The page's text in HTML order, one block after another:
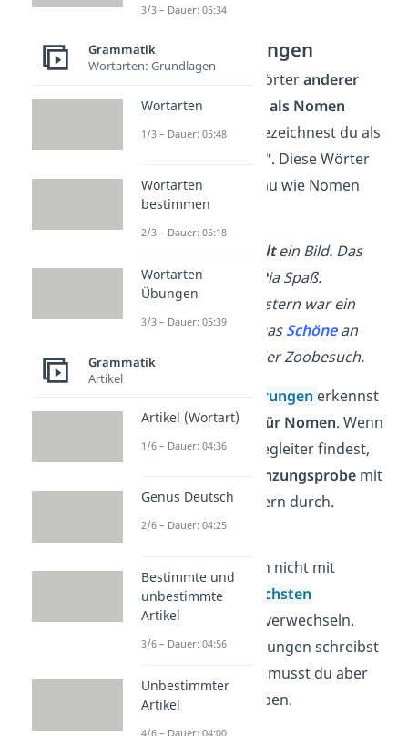
Nominalisierungen
Du kannst auch Wörteranderer
Wortarten
als Nomen
verwenden. Das bezeichnest du als
”. Diese Wörter
werden dann genau wie Nomen
großgeschrieben
maltein Bild. Das
Malen
macht Pia Spaß.
Adjektiv
Gestern war ein
schönerTag. Das Schöne an
dem Tag war der Zoobesuch.
Nominalisierungen erkennst
du an Begleitern für Nomen. Wenn
du keine Nomenbegleiter findest,
Ergänzungsprobemit
möglichen Begleitern durch.
Nominalisierungen nicht mit
Adjektiven der höchsten
Steigerungsstufe
verwechseln.
Denn Nominalisierungen schreibst
du groß, Adjektive musst du aber
immer kleinschreiben.
3/3 – Dauer: 05:34
Grammatik
Wortarten: Grundlagen
Wortarten
1/3 – Dauer: 05:48
Wortarten
bestimmen
2/3 – Dauer: 05:18
Wortarten
Übungen
3/3 – Dauer: 05:39
Grammatik
Artikel
Artikel (Wortart)
1/6 – Dauer: 04:36
Genus Deutsch
2/6 – Dauer: 04:25
Bestimmte und
unbestimmte
Artikel
3/6 – Dauer: 04:56
Unbestimmter
Artikel
4/6 – Dauer: 04:00